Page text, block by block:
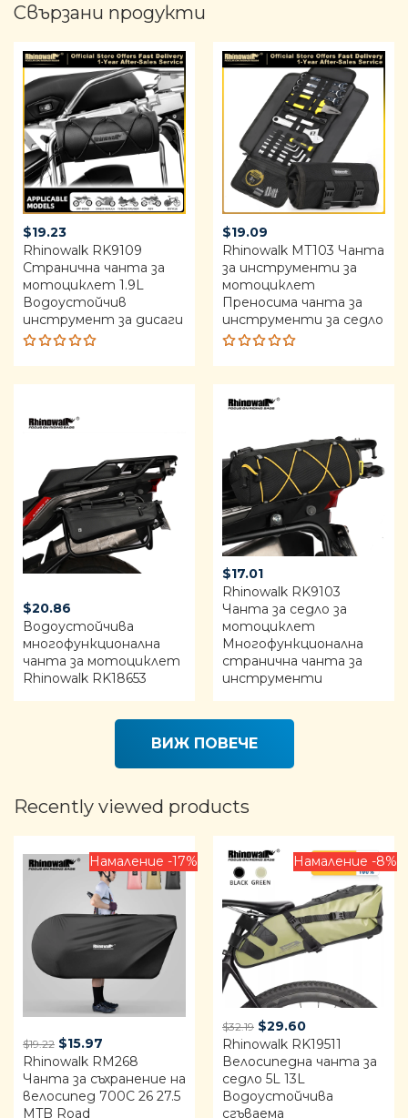
Свързани продукти
$19.23
Rhinowalk RK9109
Странична чанта за
мотоциклет 1.9L
Водоустойчив
инструмент за дисаги
Rated
5.00out
$19.09
Rhinowalk MT103 Чанта
за инструменти за
мотоциклет
Преносима чанта за
инструменти за седло
Rated
5.00out
$20.86
Водоустойчива
многофункционална
чанта за мотоциклет
Rhinowalk RK18653
$17.01
Rhinowalk RK9103 ​​
Чанта за седло за
мотоциклет
Многофункционална
странична чанта за
инструменти
ВИЖ ПОВЕЧЕ
Recently viewed products
Намаление -17%
$19.22 Original
price
was:
$19.22.
$15.97
price
is:
$15.97.
Rhinowalk RM268
Чанта за съхранение на
велосипед 700C 26 27.5
MTB Road
Намаление -8%
$32.19 Original
price
was:
$32.19.
$29.60Current
price
is:
Rhinowalk RK19511
Велосипедна чанта за
седло 5L 13L
Водоустойчива
сгъваема